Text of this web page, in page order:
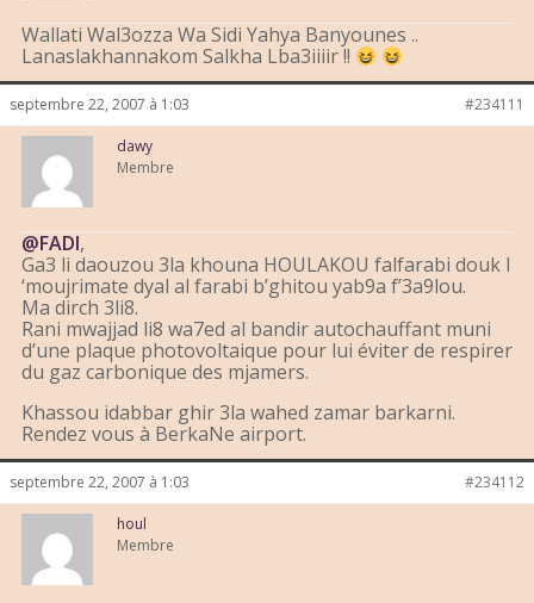
Wallati Wal3ozza Wa Sidi Yahya Banyounes ..
Lanaslakhannakom Salkha Lba3iiiir !!
septembre 22, 2007 à 1:03 #234111
dawy
Membre
@FADI,
Ga3 li daouzou 3la khouna HOULAKOU falfarabi douk l
‘moujrimate dyal al farabi b’ghitou yab9a f’3a9lou.
Ma dirch 3li8.
Rani mwajjad li8 wa7ed al bandir autochauffant muni
d’une plaque photovoltaique pour lui éviter de respirer
du gaz carbonique des mjamers.
Khassou idabbar ghir 3la wahed zamar barkarni.
Rendez vous à BerkaNe airport.
septembre 22, 2007 à 1:03 #234112
houl
Membre